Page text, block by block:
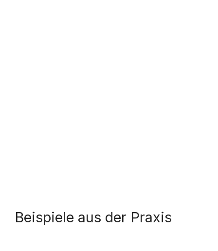
Beispiele aus der Praxis